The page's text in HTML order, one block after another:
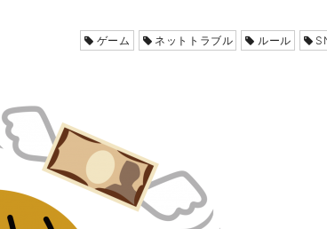
ゲーム ネットトラブル ルール